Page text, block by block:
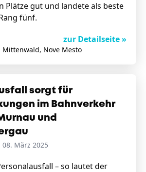
Plätze gut und landete als beste
fünf.
zur Detailseite »
Mittenwald, Nove Mesto
sorgt für
im Bahnverkehr
und
März 2025
– so lautet der